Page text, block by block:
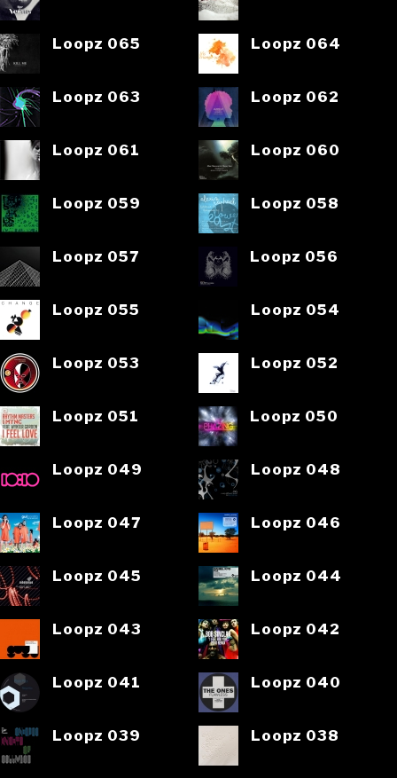
Loopz 065 Loopz 064
Loopz 063 Loopz 062
Loopz 061 Loopz 060
Loopz 059 Loopz 058
Loopz 057 Loopz 056
Loopz 055 Loopz 054
Loopz 053 Loopz 052
Loopz 051 Loopz 050
Loopz 049 Loopz 048
Loopz 047 Loopz 046
Loopz 045 Loopz 044
Loopz 043 Loopz 042
Loopz 041 Loopz 040
Loopz 039 Loopz 038